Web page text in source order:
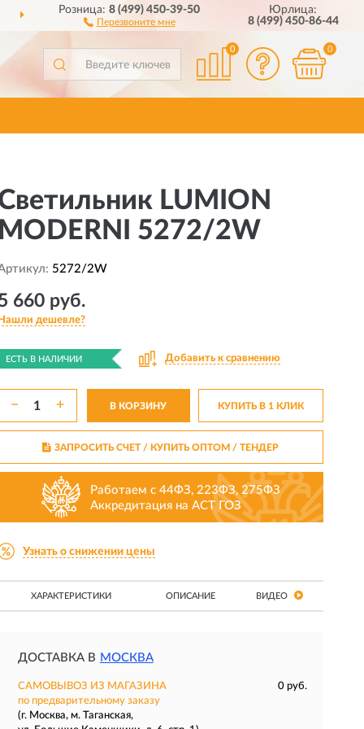
ДОСТАВИМ ПО ВСЕЙ РОССИИ
Розница:8 (499) 450-39-50
Перезвоните мне
Юрлица:
8 (499) 450-86-44
0 0
LUMION
MODERNI 5272/2W
5272/2W
660 руб.
Нашли дешевле?
ЕСТЬ В НАЛИЧИИ Добавить к сравнению
− + В КОРЗИНУ КУПИТЬ В 1 КЛИК
ЗАПРОСИТЬ СЧЕТ / КУПИТЬ ОПТОМ/ ТЕНДЕР
Работаем с 44ФЗ, 223ФЗ, 275ФЗ
Аккредитация на АСТ ГОЗ
Узнать о снижении цены
ХАРАКТЕРИСТИКИ ОПИСАНИЕ ВИДЕО
ДОСТАВКА В МОСКВА
САМОВЫВОЗ ИЗ МАГАЗИНА
0 руб.
по предварительному заказу
(г. Москва, м. Таганская,